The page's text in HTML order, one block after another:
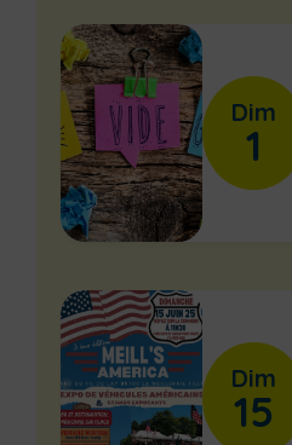
Dim
1
Dim
15